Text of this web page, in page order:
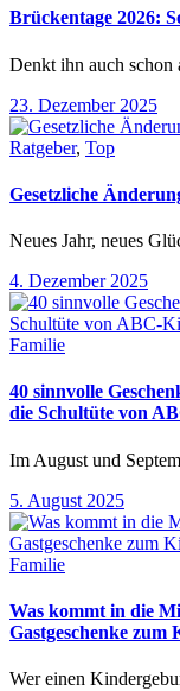
Brückentage 2026:
Denkt ihn auch schon
23. Dezember 2025
Ratgeber, Top
Gesetzliche
Neues Jahr, neues
4. Dezember 2025
Familie
40 sinnvolle
die Schultüte von
Im August und
5. August 2025
Familie
Was kommt in die
Gastgeschenke zum
Wer einen